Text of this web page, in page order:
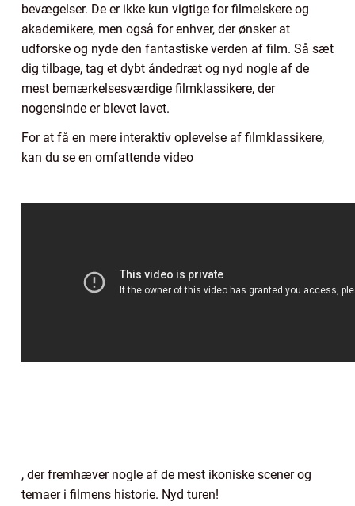
bevægelser. De er ikke kun vigtige for filmelskere og
akademikere, men også for enhver, der ønsker at
udforske og nyde den fantastiske verden af film. Så sæt
dig tilbage, tag et dybt åndedræt og nyd nogle af de
mest bemærkelsesværdige filmklassikere, der
nogensinde er blevet lavet.
For at få en mere interaktiv oplevelse af filmklassikere,
kan du se en omfattende video
, der fremhæver nogle af de mest ikoniske scener og
temaer i filmens historie. Nyd turen!